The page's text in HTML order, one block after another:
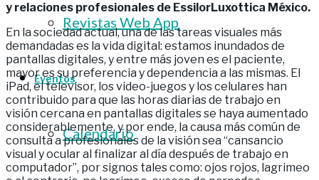
Revistas Web App
Eventos
Calendario
y relaciones profesionales de EssilorLuxottica México.
En la sociedad actual, una de las tareas visuales más
demandadas es la vida digital: estamos inundados de
pantallas digitales, y entre más joven es el paciente,
mayor es su preferencia y dependencia a las mismas. El
iPad, el televisor, los video-juegos y los celulares han
contribuido para que las horas diarias de trabajo en
visión cercana en pantallas digitales se haya aumentado
considerablemente, y por ende, la causa más común de
consulta a profesionales de la visión sea “cansancio
visual y ocular al finalizar al día después de trabajo en
computador”, por signos tales como: ojos rojos, lagrimeo